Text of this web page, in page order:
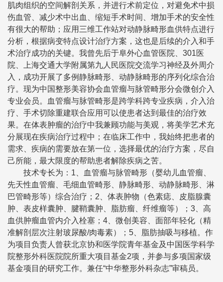
肌肉组织的空间解剖关系，并进行术前定位，对避免术中损
伤血管、减少术中出血、缩短手术时间、增加手术的安全性
有很大的帮助；应用三维工作站对动静脉畸形血供特点进行
分析，根据病变特点设计治疗方案，这也是后续的介入和手
术治疗成功的关键。我曾先后于阜外心血管医院、301医
院、上海交通大学附属第九人民医院交流学习神经及外周介
入，成功开展了多例静脉畸形、动静脉畸形的序列化综合治
疗。现为中国整形美容协会血管瘤与脉管畸形分会微创介入
专业会员。血管瘤与脉管畸形是跨学科跨专业疾病，介入治
疗、手术切除重建联合应用可以使患者达到最佳的治疗效
果。在体表肿瘤的治疗中我兼顾功能与美观，将美学艺术充
分展现在疾病治疗过程中；在临床工作中，我始终把患者的
需求、疾病的需要放在第一位，选择最优的治疗方案，尽自
己所能，最大限度的帮助患者解除疾病之苦。
技术专长为： 1、血管瘤与脉管畸形（婴幼儿血管瘤、
先天性血管瘤、毛细血管畸形、静脉畸形、动静脉畸形、淋
巴管畸形等）综合治疗；2、体表肿物（色素痣、皮脂腺囊
肿、表皮样囊肿、腱鞘囊肿、脂肪瘤、纤维瘤等）；3、高
血供肿瘤血管内介入栓塞；4、微创美容、面部年轻化（精
准解剖层次注射玻尿酸/肉毒素）；5、脂肪抽吸与移植。 作
为项目负责人曾获北京协和医学院青年基金及中国医学科学
院整形外科医院院所重大项目基金2项，并参与多项国家级
基金项目的研究工作。兼任“中华整形外科杂志”审稿员。